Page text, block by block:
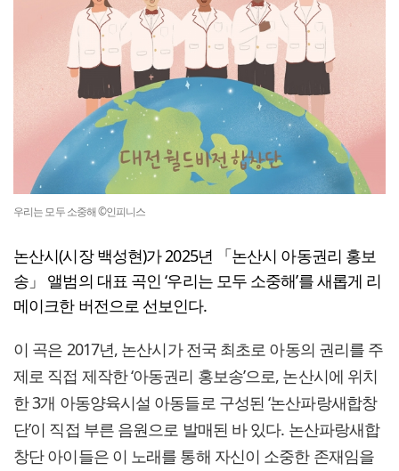
우리는 모두 소중해 ©인피니스
논산시(시장 백성현)가 2025년 「논산시 아동권리 홍보
송」 앨범의 대표 곡인 ‘우리는 모두 소중해’를 새롭게 리
메이크한 버전으로 선보인다.
이 곡은 2017년, 논산시가 전국 최초로 아동의 권리를 주
제로 직접 제작한 ‘아동권리 홍보송’으로, 논산시에 위치
한 3개 아동양육시설 아동들로 구성된 ‘논산파랑새합창
단’이 직접 부른 음원으로 발매된 바 있다. 논산파랑새합
창단 아이들은 이 노래를 통해 자신이 소중한 존재임을